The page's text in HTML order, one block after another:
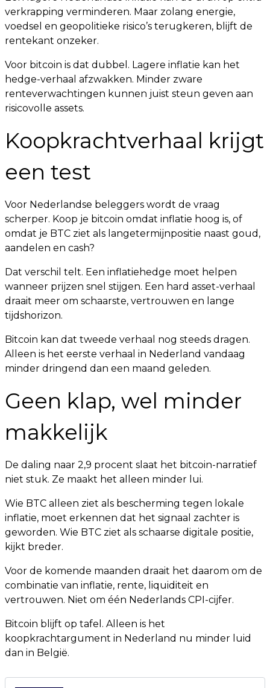
verkrapping verminderen. Maar zolang energie,
voedsel en geopolitieke risico’s terugkeren, blijft de
rentekant onzeker.
Voor bitcoin is dat dubbel. Lagere inflatie kan het
hedge-verhaal afzwakken. Minder zware
renteverwachtingen kunnen juist steun geven aan
risicovolle assets.
Koopkrachtverhaal krijgt
een test
Voor Nederlandse beleggers wordt de vraag
scherper. Koop je bitcoin omdat inflatie hoog is, of
omdat je BTC ziet als langetermijnpositie naast goud,
aandelen en cash?
Dat verschil telt. Een inflatiehedge moet helpen
wanneer prijzen snel stijgen. Een hard asset-verhaal
draait meer om schaarste, vertrouwen en lange
tijdshorizon.
Bitcoin kan dat tweede verhaal nog steeds dragen.
Alleen is het eerste verhaal in Nederland vandaag
minder dringend dan een maand geleden.
Geen klap, wel minder
makkelijk
De daling naar 2,9 procent slaat het bitcoin-narratief
niet stuk. Ze maakt het alleen minder lui.
Wie BTC alleen ziet als bescherming tegen lokale
inflatie, moet erkennen dat het signaal zachter is
geworden. Wie BTC ziet als schaarse digitale positie,
kijkt breder.
Voor de komende maanden draait het daarom om de
combinatie van inflatie, rente, liquiditeit en
vertrouwen. Niet om één Nederlands CPI-cijfer.
Bitcoin blijft op tafel. Alleen is het
koopkrachtargument in Nederland nu minder luid
dan in België.